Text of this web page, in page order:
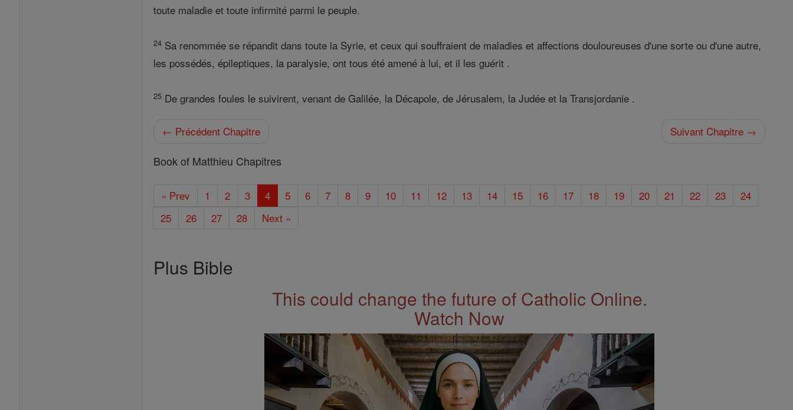
toute maladie et toute infirmité parmi le peuple.
24 Sa renommée se répandit dans toute la Syrie, et ceux qui souffraient de maladies et affections douloureuses d'une sorte ou d'une autre,
les possédés, épileptiques, la paralysie, ont tous été amené à lui, et il les guérit .
25 De grandes foules le suivirent, venant de Galilée, la Décapole, de Jérusalem, la Judée et la Transjordanie .
← Précédent Chapitre Suivant Chapitre →
Book of Matthieu Chapitres
« Prev 1 2 3 4 5 6 7 8 9 10 11 12 13 14 15 16 17 18 19 20 21 22 23
24
25
26 27 28 Next »
Plus Bible
This could change the future of Catholic Online.
Watch Now